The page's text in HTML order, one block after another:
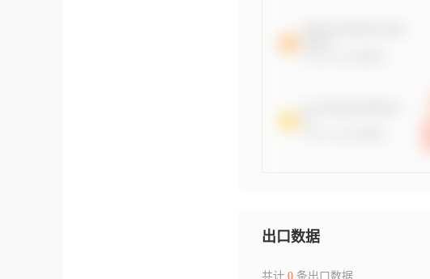
出口数据
共计 0条出口数据